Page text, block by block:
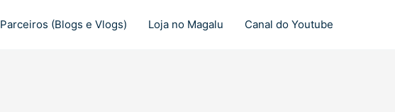
Parceiros (Blogs e Vlogs) Loja no Magalu Canal do Youtube